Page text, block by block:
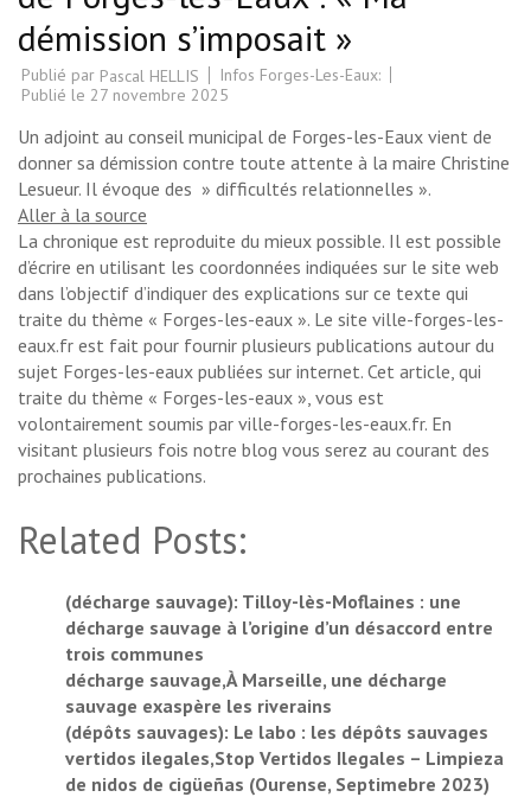
démission s’imposait »
Publié par Pascal HELLIS
Infos Forges-Les-Eaux:
Publié le 27 novembre 2025
Un adjoint au conseil municipal de Forges-les-Eaux vient de
donner sa démission contre toute attente à la maire Christine
Lesueur. Il évoque des » difficultés relationnelles ».
Aller à la source
La chronique est reproduite du mieux possible. Il est possible
d’écrire en utilisant les coordonnées indiquées sur le site web
dans l’objectif d’indiquer des explications sur ce texte qui
traite du thème « Forges-les-eaux ». Le site ville-forges-les-
eaux.fr est fait pour fournir plusieurs publications autour du
sujet Forges-les-eaux publiées sur internet. Cet article, qui
traite du thème « Forges-les-eaux », vous est
volontairement soumis par ville-forges-les-eaux.fr. En
visitant plusieurs fois notre blog vous serez au courant des
prochaines publications.
Related Posts:
(décharge sauvage): Tilloy-lès-Moflaines : une
décharge sauvage à l’origine d’un désaccord entre
trois communes
décharge sauvage,À Marseille, une décharge
sauvage exaspère les riverains
(dépôts sauvages): Le labo : les dépôts sauvages
vertidos ilegales,Stop Vertidos Ilegales – Limpieza
de nidos de cigüeñas (Ourense, Septimebre 2023)